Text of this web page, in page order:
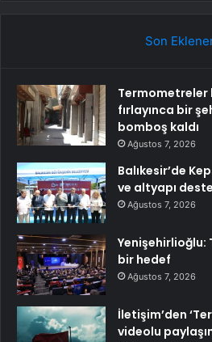
Son
Termometreler
fırlayınca bir
bomboş kaldı
Ağustos 7, 2026
Balıkesir’de
ve altyapı
Ağustos 7, 2026
Yenişehirlioğlu:
bir hedef
Ağustos 7, 2026
İletişim’den
videolu